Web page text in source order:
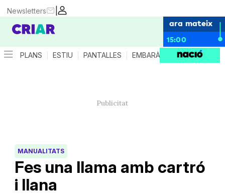
|
Newsletters
ara mateix
15:00
PLANS ESTIU PANTALLES EMBARÀS CRIANÇA
Fes una llama amb cartró
i llana
MANUALITATS